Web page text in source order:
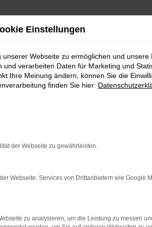
kaufen mit
für Heilbronn
empfehlen wir dieses
und profitieren Sie von unserem
in jedes Beratungsgespräch mit ein.
Deutschlands. In Heilbronn und
Modelle dieses Herstellers.
Einstellungen
Webseite zu ermöglichen und unsere
verarbeiten Daten für Marketing und
Ihre Meinung ändern, können Sie die
finden Sie hier:
der Webseite zu gewährleisten.
Webseite. Services von Drittanbietern wie Google
zu analysieren, um die Leistung zu messen